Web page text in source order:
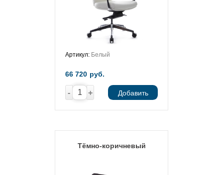
Артикул: Белый
66 720 руб.
- + Добавить
Тёмно-коричневый